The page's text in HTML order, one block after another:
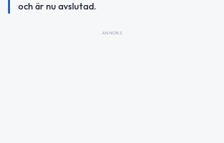
och är nu avslutad.
ANNONS